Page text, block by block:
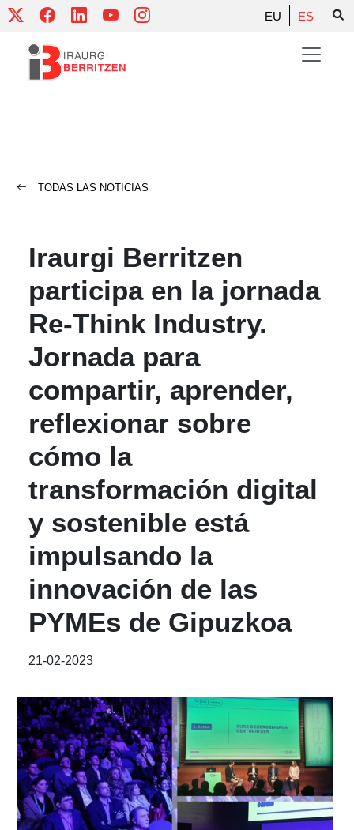
Skip
content
EU ES
TODAS LAS NOTICIAS
Iraurgi Berritzen
participa en la jornada
Re-Think Industry.
Jornada para
compartir, aprender,
reflexionar sobre
cómo la
transformación digital
y sostenible está
impulsando la
innovación de las
PYMEs de Gipuzkoa
21-02-2023